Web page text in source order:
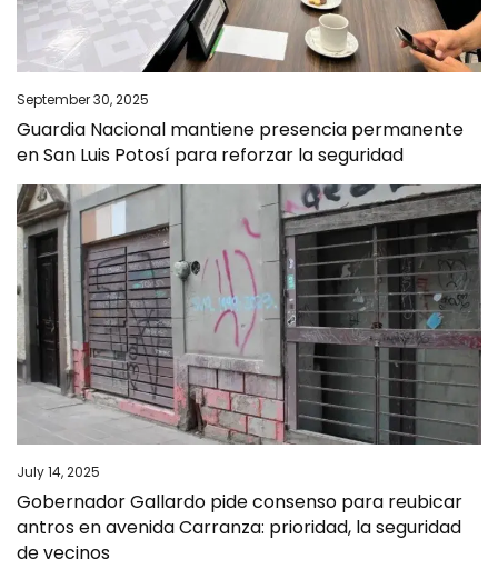
September 30, 2025
Guardia Nacional mantiene presencia permanente
en San Luis Potosí para reforzar la seguridad
July 14, 2025
Gobernador Gallardo pide consenso para reubicar
antros en avenida Carranza: prioridad, la seguridad
de vecinos